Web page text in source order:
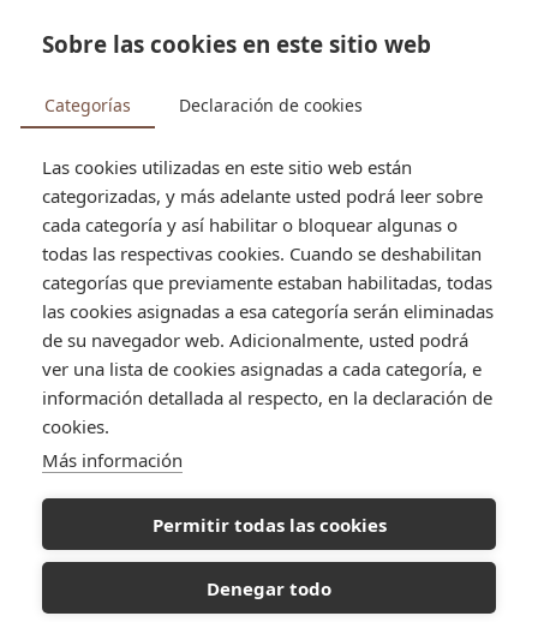

search
Tienda Panadería
PANADERÍA
Sándwiches de miga
PANADERÍA
En nuestra panadería horneamos con amor y pasión. Cada
bocado está lleno de sabor y cariño. Explora nuestra
selección y déjate envolver por el irresistible aroma.
¡Disfruta de nuestra auténtica panadería argentina,
pensada especialmente para ti!
Sobre las cookies en este sitio web
Categorías Declaración de cookies
Las cookies utilizadas en este sitio web están
categorizadas, y más adelante usted podrá leer sobre
cada categoría y así habilitar o bloquear algunas o
todas las respectivas cookies. Cuando se deshabilitan
categorías que previamente estaban habilitadas, todas
las cookies asignadas a esa categoría serán eliminadas
de su navegador web. Adicionalmente, usted podrá
ver una lista de cookies asignadas a cada categoría, e
información detallada al respecto, en la declaración de
cookies.
Más información
Permitir todas las cookies
Denegar todo